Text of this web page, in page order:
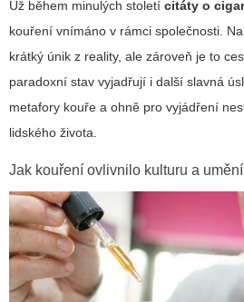
Už během minulých století citáty o
kouření vnímáno v rámci společnosti.
krátký únik z reality, ale zároveň je to
paradoxní stav vyjadřují i další slavná
metafory kouře a ohně pro vyjádření
lidského života.
Jak kouření ovlivnilo kulturu a umění